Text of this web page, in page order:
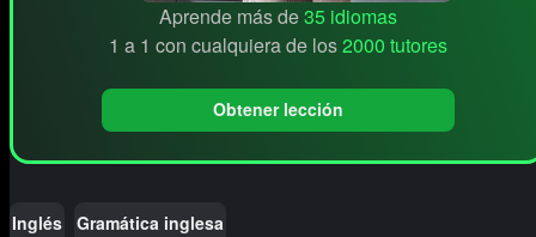
Aprende más de35 idiomas
1 a 1 con cualquiera de los2000 tutores
Obtener lección
Inglés Gramática inglesa